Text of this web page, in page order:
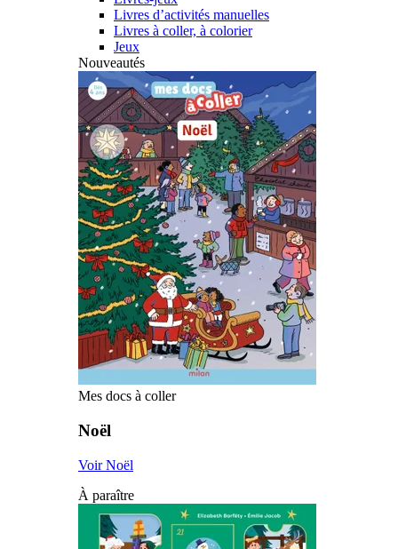
Livres d’activités manuelles
Livres à coller, à colorier
Jeux
Nouveautés
Mes docs à coller
Noël
Voir Noël
À paraître